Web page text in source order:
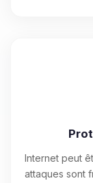
Internet peut
attaques sont